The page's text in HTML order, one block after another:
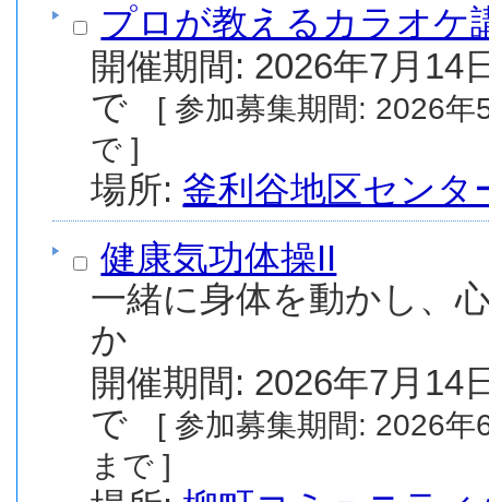
プロが教えるカラオケ
開催期間: 2026年7月14
[ 参加募集期間: 2026年5月1日(金) から 2026年6月30日(火) ま
で ]
場所: 釜利谷地区センタ
健康気功体操II
一緒に身体を動かし、
か
開催期間: 2026年7月14
[ 参加募集期間: 2026年6月11日(木) から 2026年6月18日(木)
まで ]